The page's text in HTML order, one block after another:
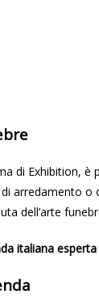
di Exhibition, è
arredamento
dell’arte
italiana